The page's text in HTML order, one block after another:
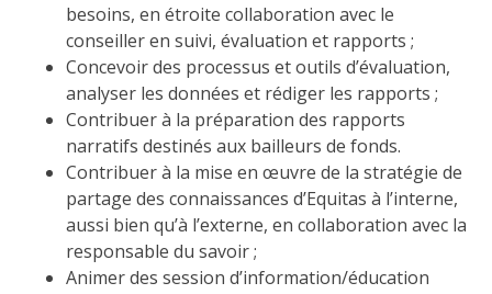
besoins, en étroite collaboration avec le
conseiller en suivi, évaluation et rapports ;
Concevoir des processus et outils d’évaluation,
analyser les données et rédiger les rapports ;
Contribuer à la préparation des rapports
narratifs destinés aux bailleurs de fonds.
Contribuer à la mise en œuvre de la stratégie de
partage des connaissances d’Equitas à l’interne,
aussi bien qu’à l’externe, en collaboration avec la
responsable du savoir ;
Animer des session d’information/éducation